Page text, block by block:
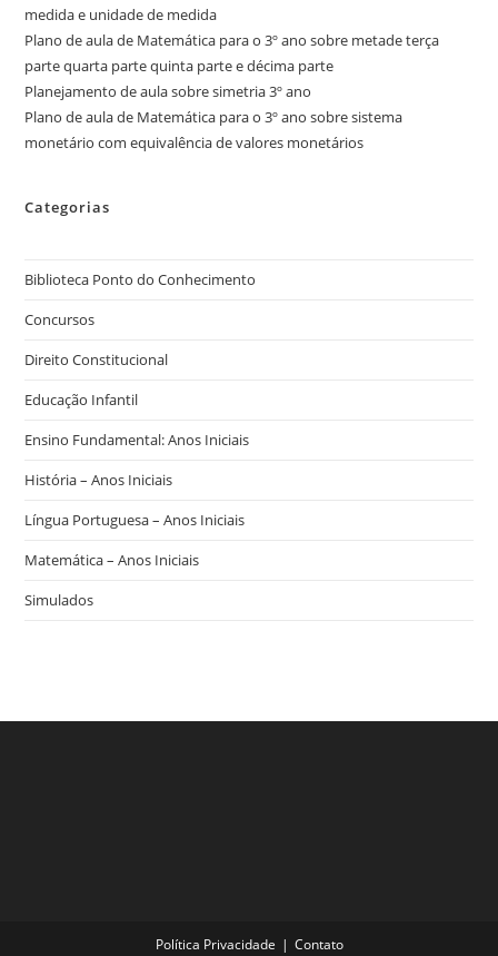
medida e unidade de medida
Plano de aula de Matemática para o 3º ano sobre metade terça
parte quarta parte quinta parte e décima parte
Planejamento de aula sobre simetria 3º ano
Plano de aula de Matemática para o 3º ano sobre sistema
monetário com equivalência de valores monetários
Categorias
Biblioteca Ponto do Conhecimento
Concursos
Direito Constitucional
Educação Infantil
Ensino Fundamental: Anos Iniciais
História – Anos Iniciais
Língua Portuguesa – Anos Iniciais
Matemática – Anos Iniciais
Simulados
Política Privacidade Contato